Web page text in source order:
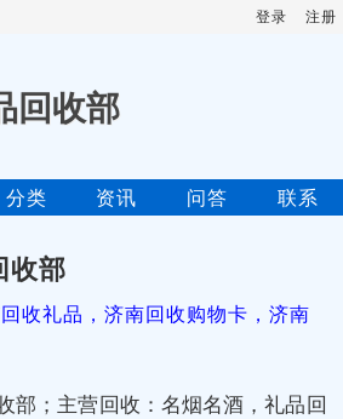
登录 注册
回收部
分类 资讯 问答 联系
收部
收礼品，济南回收购物卡，济南
部；主营回收：名烟名酒，礼品回